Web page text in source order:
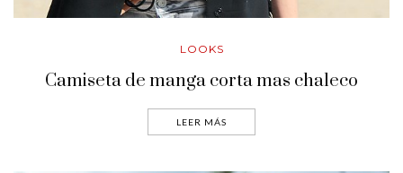
LOOKS
Camiseta de manga corta mas chaleco
LEER MÁS